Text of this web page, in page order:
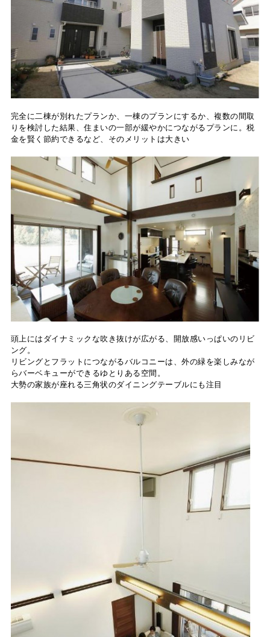
完全に二棟が別れたプランか、一棟のプランにするか、複数の間取
りを検討した結果、住まいの一部が緩やかにつながるプランに。税
金を賢く節約できるなど、そのメリットは大きい
頭上にはダイナミックな吹き抜けが広がる、開放感いっぱいのリビ
ング。
リビングとフラットにつながるバルコニーは、外の緑を楽しみなが
らバーベキューができるゆとりある空間。
大勢の家族が座れる三角状のダイニングテーブルにも注目